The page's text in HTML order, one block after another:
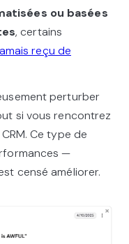
ou basées
, certains
reçu de
perturber
si vous rencontrez
Ce type de
—
censé améliorer.